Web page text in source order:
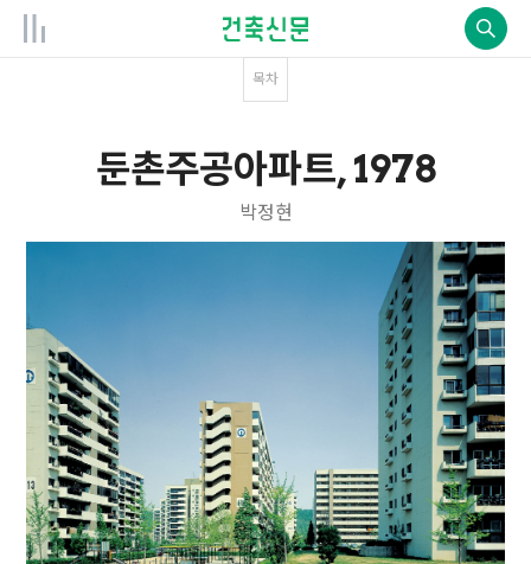
목차
둔촌주공아파트, 1978
박정현